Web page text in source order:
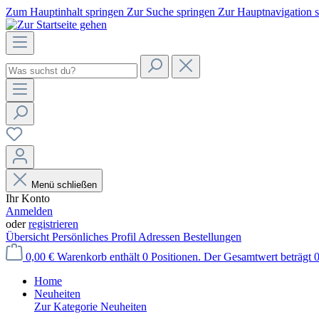
Zum Hauptinhalt springen Zur Suche springen Zur Hauptnavigation
Menü schließen
Ihr Konto
Anmelden
oderregistrieren
Übersicht Persönliches Profil Adressen Bestellungen
0,00 € Warenkorb enthält 0 Positionen. Der Gesamtwert beträgt
Home
Neuheiten
Zur Kategorie Neuheiten